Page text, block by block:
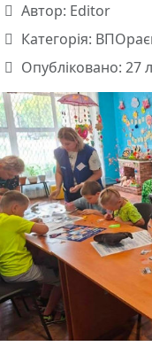
Автор: Editor
Категорія:
Опубліковано: 27